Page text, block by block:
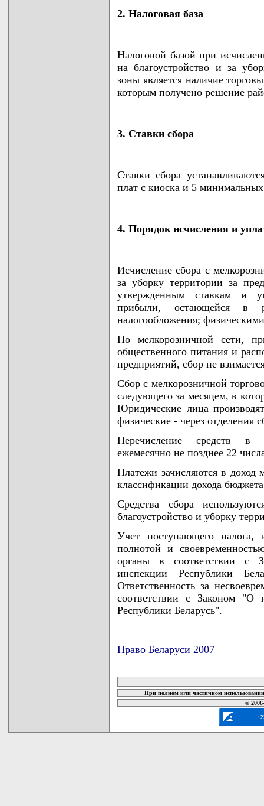
2. Налоговая база
Налоговой базой при
на благоустройство и за
зоны является наличие
которым получено решение
3. Ставки сбора
Ставки сбора
плат с киоска и 5
4. Порядок исчисления и
Исчисление сбора с
за уборку территории за
утвержденным ставкам и
прибыли, остающейся в
налогообложения;
По мелкорозничной сети,
общественного питания и
предприятий, сбор не
Сбор с мелкорозничной
следующего за месяцем, в
Юридические лица
физические - через отделения
Перечисление средств в
ежемесячно не позднее 22
Платежи зачисляются в доход
классификации дохода
Средства сбора
благоустройство и уборку
Учет поступающего налога,
полнотой и
органы в соответствии с
инспекции Республики
Ответственность за
соответствии с Законом "О
Республики Беларусь".
Право Беларуси 2007
При полном или частичном
©